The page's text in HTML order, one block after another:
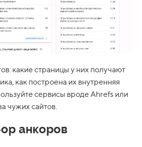
какие страницы у них получают
как построена их внутренняя
сервисы вроде Ahrefs или
чужих сайтов.
анкоров